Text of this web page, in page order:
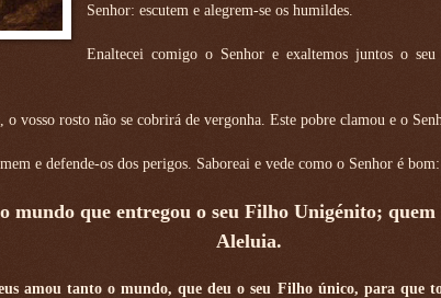
Senhor: escutem e alegrem-se os humildes.
Enaltecei comigo o Senhor e exaltemos juntos o
vosso rosto não se cobrirá de vergonha. Este pobre clamou e o
e defende-os dos perigos. Saboreai e vede como o Senhor é
mundo que entregou o seu Filho Unigénito;
Aleluia.
amou tanto o mundo, que deu o seu Filho único, para que